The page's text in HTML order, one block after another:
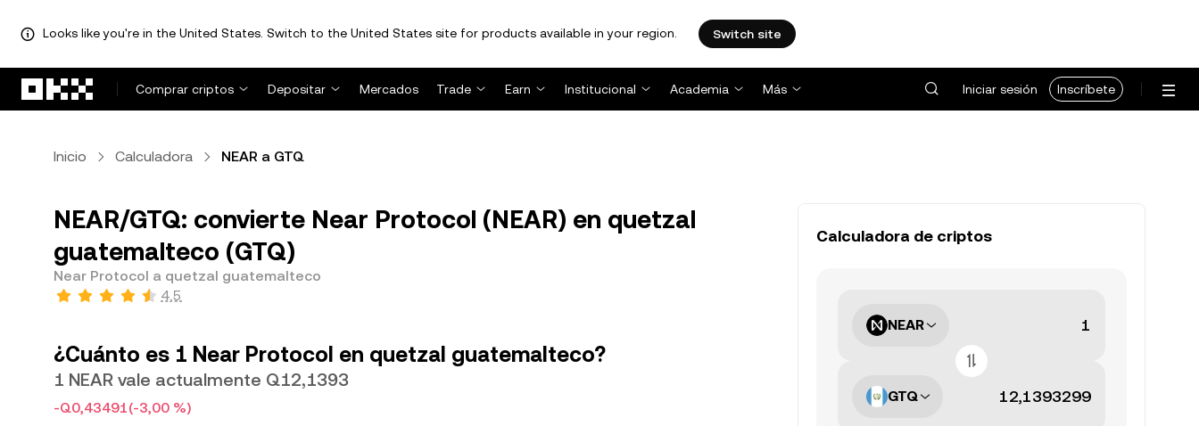
Looks like you're in the United States. Switch to the United States site for products available in your region. Switch site
Comprar criptos
Depositar Mercados Trade Earn Institucional Academia Más Iniciar sesión Inscríbete
Inicio Calculadora NEAR a GTQ
NEAR/GTQ: convierte Near Protocol (NEAR) en quetzal
guatemalteco (GTQ)
Near Protocol a quetzal guatemalteco
4,5
¿Cuánto es 1 Near Protocol en quetzal guatemalteco?
1 NEAR vale actualmente Q12,1393
-Q0,43491(-3,00 %)
Calculadora de criptos
NEAR
GTQ